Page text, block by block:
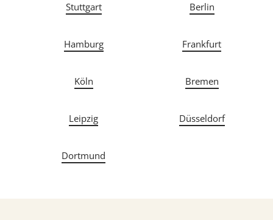
Stuttgart Berlin
Hamburg Frankfurt
Köln Bremen
Leipzig Düsseldorf
Dortmund